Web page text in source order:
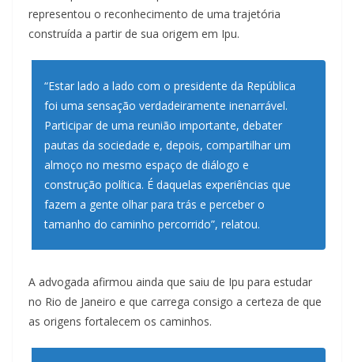
representou o reconhecimento de uma trajetória
construída a partir de sua origem em Ipu.
“Estar lado a lado com o presidente da República
foi uma sensação verdadeiramente inenarrável.
Participar de uma reunião importante, debater
pautas da sociedade e, depois, compartilhar um
almoço no mesmo espaço de diálogo e
construção política. É daquelas experiências que
fazem a gente olhar para trás e perceber o
tamanho do caminho percorrido”, relatou.
A advogada afirmou ainda que saiu de Ipu para estudar
no Rio de Janeiro e que carrega consigo a certeza de que
as origens fortalecem os caminhos.